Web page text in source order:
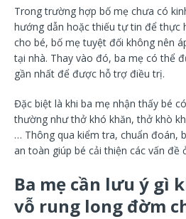
Trong trường hợp bố mẹ chưa có
hướng dẫn hoặc thiếu tự tin để thực
cho bé, bố mẹ tuyệt đối không nên
tại nhà. Thay vào đó, ba mẹ có thể
gần nhất để được hỗ trợ điều trị.
Đặc biệt là khi ba mẹ nhận thấy bé
thường như thở khó khăn, thở khò
… Thông qua kiểm tra, chuẩn đoán,
an toàn giúp bé cải thiện các vấn đề
Ba mẹ cần lưu ý gì
vỗ rung long đờm